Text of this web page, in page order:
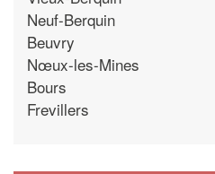
Neuf-Berquin
Beuvry
Nœux-les-Mines
Bours
Frevillers